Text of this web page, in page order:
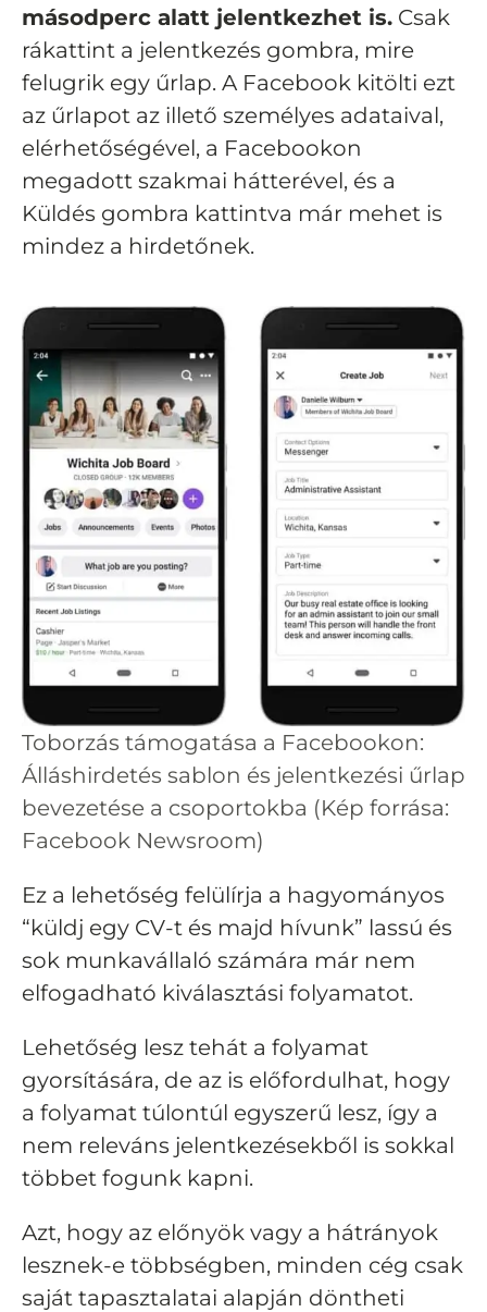
másodperc alatt jelentkezhet is. Csak
rákattint a jelentkezés gombra, mire
felugrik egy űrlap. A Facebook kitölti ezt
az űrlapot az illető személyes adataival,
elérhetőségével, a Facebookon
megadott szakmai hátterével, és a
Küldés gombra kattintva már mehet is
mindez a hirdetőnek.
Toborzás támogatása a Facebookon:
Álláshirdetés sablon és jelentkezési űrlap
bevezetése a csoportokba (Kép forrása:
Facebook Newsroom)
Ez a lehetőség felülírja a hagyományos
“küldj egy CV-t és majd hívunk” lassú és
sok munkavállaló számára már nem
elfogadható kiválasztási folyamatot.
Lehetőség lesz tehát a folyamat
gyorsítására, de az is előfordulhat, hogy
a folyamat túlontúl egyszerű lesz, így a
nem releváns jelentkezésekből is sokkal
többet fogunk kapni.
Azt, hogy az előnyök vagy a hátrányok
lesznek-e többségben, minden cég csak
saját tapasztalatai alapján döntheti